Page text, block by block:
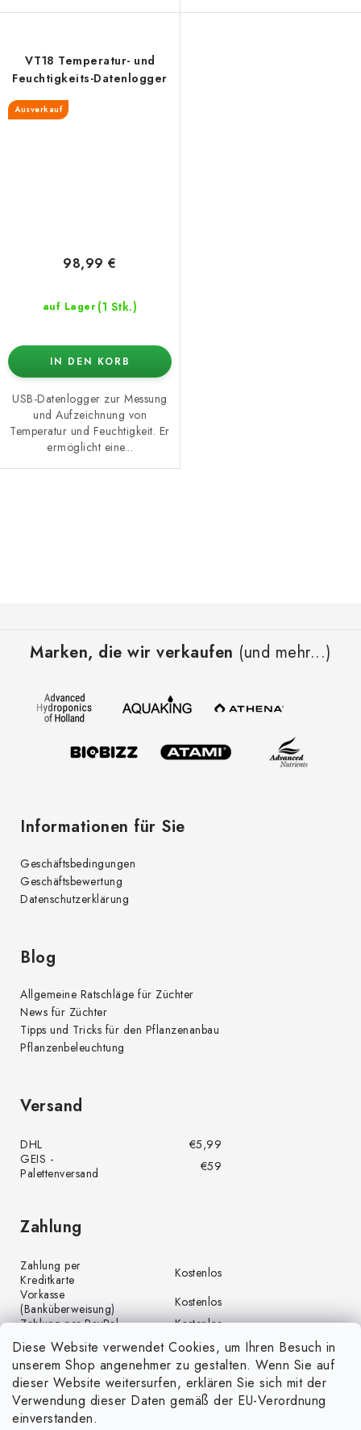
Diese Website verwendet Cookies, um Ihren Besuch in
unserem Shop angenehmer zu gestalten. Wenn Sie auf
dieser Website weitersurfen, erklären Sie sich mit der
Verwendung dieser Daten gemäß der EU-Verordnung
einverstanden.
VT18 Temperatur- und
Feuchtigkeits-Datenlogger
Ausverkauf
auf Lager (1 Stk.)
98,99 €
IN DEN KORB
USB-Datenlogger zur Messung
und Aufzeichnung von
Temperatur und Feuchtigkeit. Er
ermöglicht eine...
Marken, die wir verkaufen (und mehr...)
Informationen für Sie
Geschäftsbedingungen
Geschäftsbewertung
Datenschutzerklärung
Blog
Allgemeine Ratschläge für Züchter
News für Züchter
Tipps und Tricks für den Pflanzenanbau
Pflanzenbeleuchtung
Versand
DHL
€5,99
GEIS -
Palettenversand
€59
Zahlung
Zahlung per
Kreditkarte
Kostenlos
Vorkasse
(Banküberweisung)
Kostenlos
Zahlung per PayPal
Kostenlos